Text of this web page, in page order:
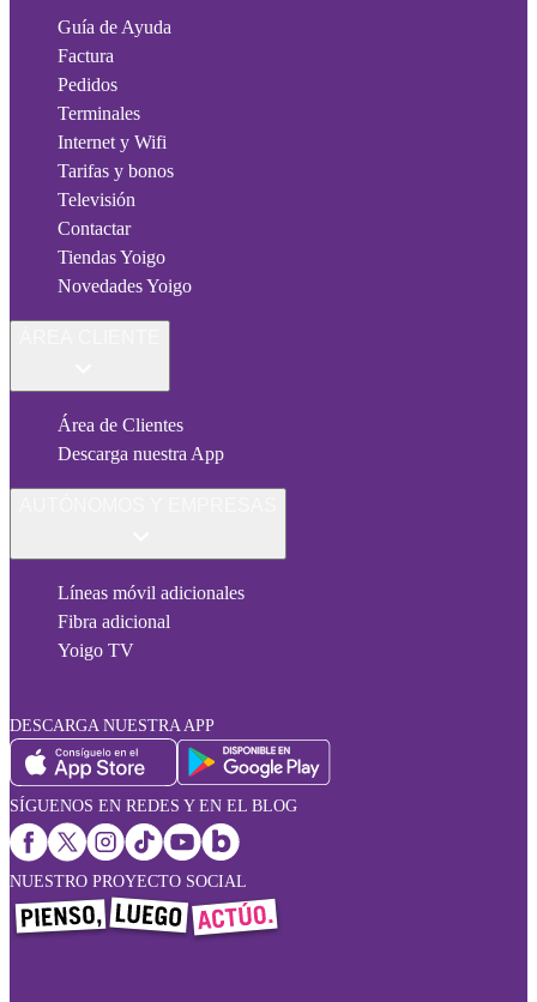
Guía de Ayuda
Factura
Pedidos
Terminales
Internet y Wifi
Tarifas y bonos
Televisión
Contactar
Tiendas Yoigo
Novedades Yoigo
Área de Clientes
Descarga nuestra App
Líneas móvil adicionales
Fibra adicional
Yoigo TV
DESCARGA NUESTRA APP
SÍGUENOS EN REDES Y EN EL BLOG
NUESTRO PROYECTO SOCIAL